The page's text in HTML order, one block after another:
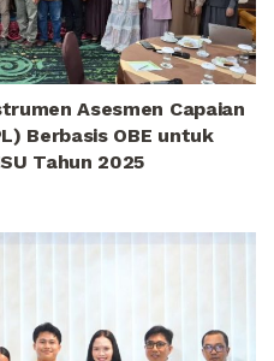
Asesmen Capaian
Berbasis OBE untuk
Tahun 2025